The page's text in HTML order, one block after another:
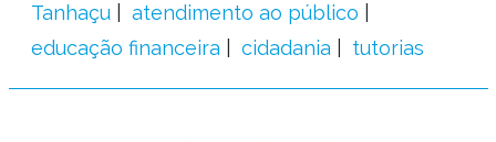
Tanhaçu
atendimento ao público
educação financeira
cidadania tutorias